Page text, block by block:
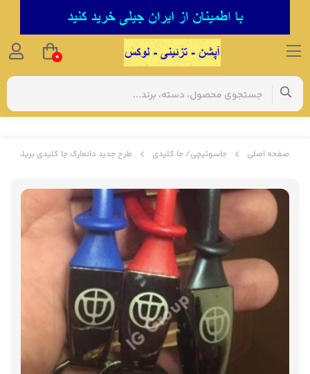
صفحه اصلی جاسوئیچی/ جا کلیدی طرح جدید دانمارک جا کلیدی
0